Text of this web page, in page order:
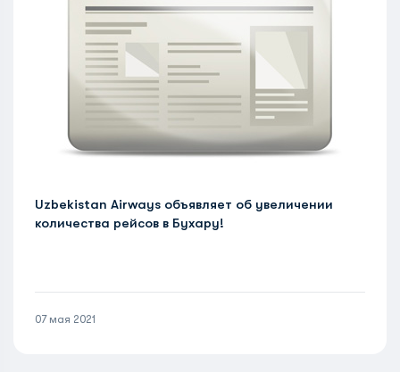
Uzbekistan Airways объявляет об увеличении
количества рейсов в Бухару!
07 мая 2021